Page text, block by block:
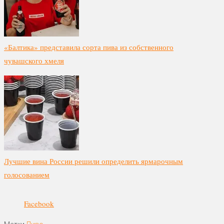
«Балтика» представила сорта пива из собственного
чувашского хмеля
Лучшие вина России решили определить ярмарочным
голосованием
Facebook